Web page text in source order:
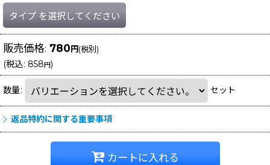
タイプ を選択してください
販売価格: 780円(税別)
(税込: 858 円)
数量: セット
返品特約に関する重要事項
カートに入れる